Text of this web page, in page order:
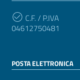
C.F. / P.IVA
04612750481
POSTA ELETTRONICA